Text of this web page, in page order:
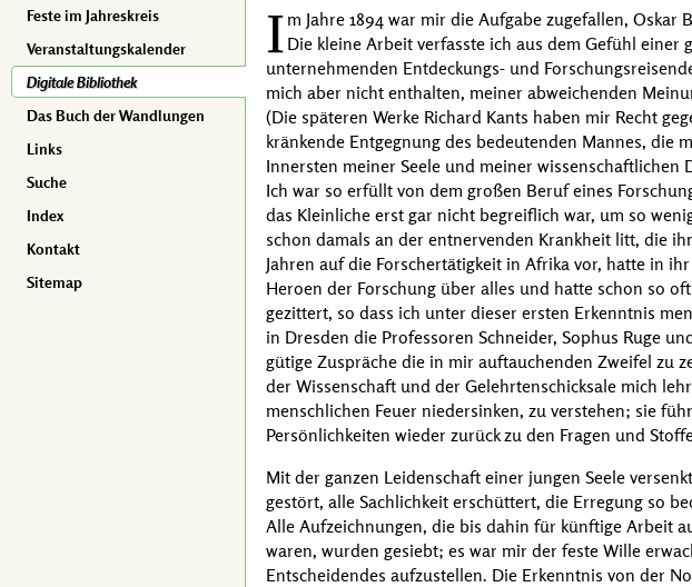
Feste im Jahreskreis
Veranstaltungskalender
Digitale Bibliothek
Das Buch der Wandlungen
Links
Suche
Index
Kontakt
Sitemap
I m Jahre 1894 war mir die Aufgabe zugefallen, Oskar
Die kleine Arbeit verfasste ich aus dem Gefühl
unternehmenden Entdeckungs- und
mich aber nicht enthalten, meiner abweichenden
(Die späteren Werke Richard Kants haben mir Recht
kränkende Entgegnung des bedeutenden Mannes, die
Innersten meiner Seele und meiner
Ich war so erfüllt von dem großen Beruf eines
das Kleinliche erst gar nicht begreiflich war, um so
schon damals an der entnervenden Krankheit litt, die
Jahren auf die Forschertätigkeit in Afrika vor, hatte in
Heroen der Forschung über alles und hatte schon so
gezittert, so dass ich unter dieser ersten Erkenntnis
in Dresden die Professoren Schneider, Sophus Ruge
gütige Zuspräche die in mir auftauchenden Zweifel zu
der Wissenschaft und der Gelehrtenschicksale mich
menschlichen Feuer niedersinken, zu verstehen; sie
Persönlichkeiten wieder zurück zu den Fragen und
Mit der ganzen Leidenschaft einer jungen Seele
gestört, alle Sachlichkeit erschüttert, die Erregung so
Alle Aufzeichnungen, die bis dahin für künftige Arbeit
waren, wurden gesiebt; es war mir der feste Wille
Entscheidendes aufzustellen. Die Erkenntnis von der